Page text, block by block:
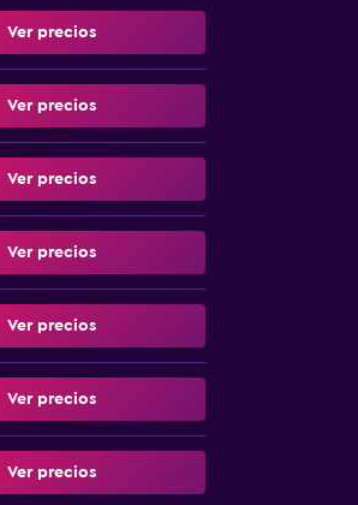
Ver precios
Ver precios
Ver precios
Ver precios
Ver precios
Ver precios
Ver precios